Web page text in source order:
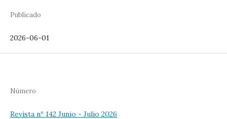
Publicado
2026-06-01
Número
Revista nº 142 Junio - Julio 2026